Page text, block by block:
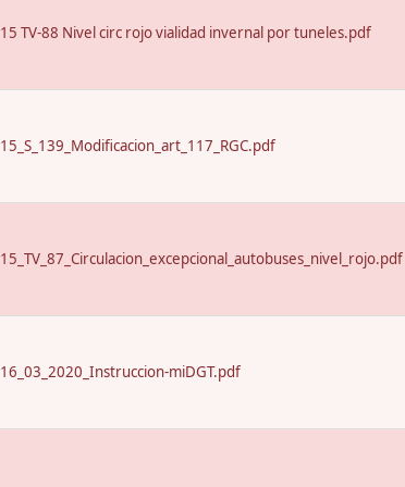
15 TV-88 Nivel circ rojo vialidad invernal por tuneles.pdf
15_S_139_Modificacion_art_117_RGC.pdf
15_TV_87_Circulacion_excepcional_autobuses_nivel_rojo.pdf
16_03_2020_Instruccion-miDGT.pdf